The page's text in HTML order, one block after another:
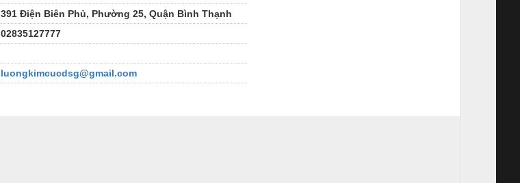
391 Điện Biên Phủ, Phường 25, Quận Bình Thạnh
02835127777
luongkimcucdsg@gmail.com